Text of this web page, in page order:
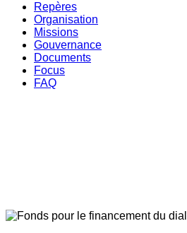
Repères
Organisation
Missions
Gouvernance
Documents
Focus
FAQ